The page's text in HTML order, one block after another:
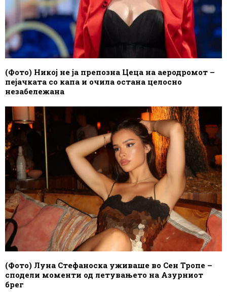
(Фото) Никој не ја препозна Цеца на аеродромот –
пејачката со капа и очила остана целосно
незабележана
(Фото) Луна Стефаноска уживаше во Сен Тропе –
сподели моменти од летувањето на Азурниот
брег